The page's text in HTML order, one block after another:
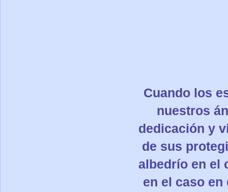
Cuando los
nuestros
dedicación y
de sus
albedrío en el
en el caso